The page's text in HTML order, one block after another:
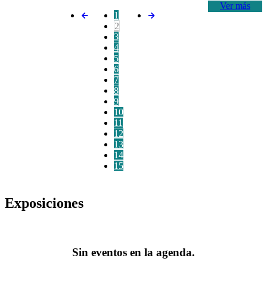
Ver más
1
2
3
4
5
6
7
8
9
10
11
12
13
14
15
Exposiciones
Sin eventos en la agenda.